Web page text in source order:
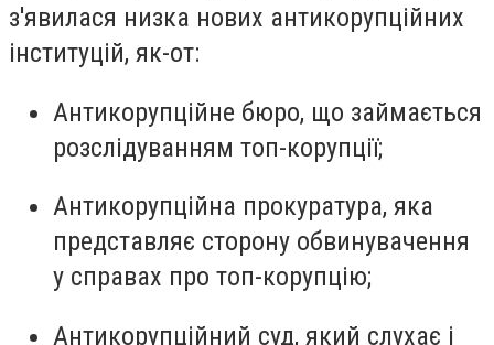
з'явилася низка нових антикорупційних
інституцій, як-от:
Антикорупційне бюро, що займається
розслідуванням топ-корупції;
Антикорупційна прокуратура, яка
представляє сторону обвинувачення
у справах про топ-корупцію;
Антикорупційний суд, який слухає і